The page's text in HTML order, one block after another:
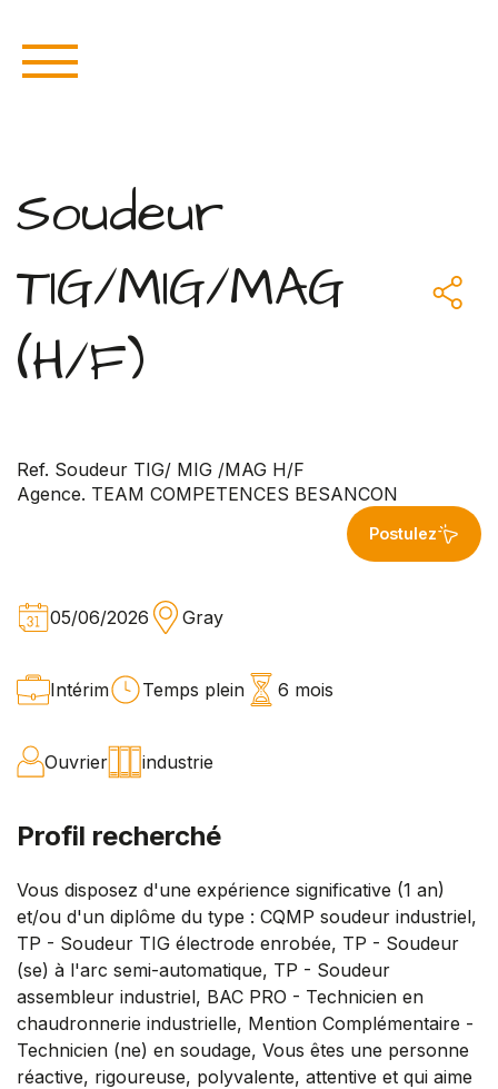
Soudeur
TIG/MIG/MAG
(H/F)
Ref. Soudeur TIG/ MIG /MAG H/F
Agence. TEAM COMPETENCES BESANCON
Postulez
05/06/2026 Gray
Intérim Temps plein 6 mois
Ouvrier industrie
Profil recherché
Vous disposez d'une expérience significative (1 an)
et/ou d'un diplôme du type : CQMP soudeur industriel,
TP - Soudeur TIG électrode enrobée, TP - Soudeur
(se) à l'arc semi-automatique, TP - Soudeur
assembleur industriel, BAC PRO - Technicien en
chaudronnerie industrielle, Mention Complémentaire -
Technicien (ne) en soudage, Vous êtes une personne
réactive, rigoureuse, polyvalente, attentive et qui aime